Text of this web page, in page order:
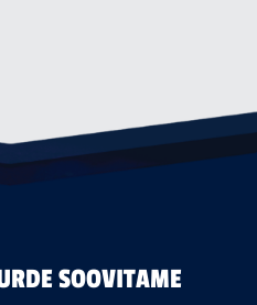
SOOVITAME